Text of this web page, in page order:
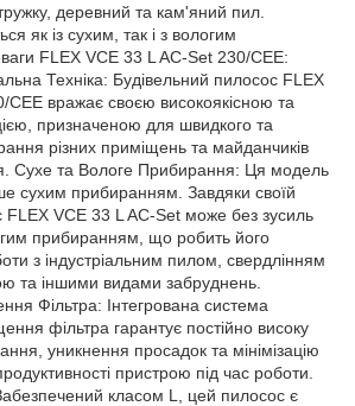
деревний та кам'яний пил.
як із сухим, так і з вологим
FLEX VCE 33 L AC-Set 230/CEE:
Техніка: Будівельний пилосос FLEX
CEE вражає своєю високоякісною та
призначеною для швидкого та
різних приміщень та майданчиків
Сухе та Вологе Прибирання: Ця модель
сухим прибиранням. Завдяки своїй
FLEX VCE 33 L AC-Set може без зусиль
прибиранням, що робить його
з індустріальним пилом, свердлінням
та іншими видами забруднень.
Фільтра: Інтегрована система
фільтра гарантує постійно високу
уникнення просадок та мінімізацію
пристрою під час роботи.
класом L, цей пилосос є